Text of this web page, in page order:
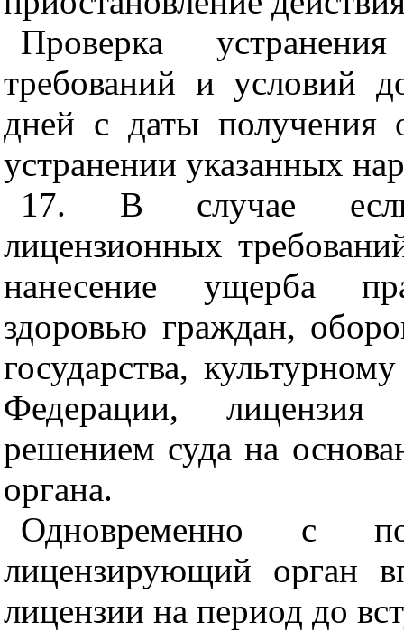
Проверка
требований и условий
дней с даты получения
устранении указанных
17. В случае если
лицензионных
нанесение ущерба
здоровью граждан,
государства,
Федерации,
решением суда на
органа.
Одновременно с
лицензирующий орган
лицензии на период до